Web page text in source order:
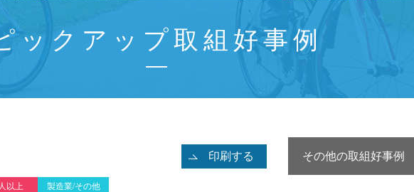
ックアップ取組好事例
印刷する
以上 製造業/その他
その他の取組好事例